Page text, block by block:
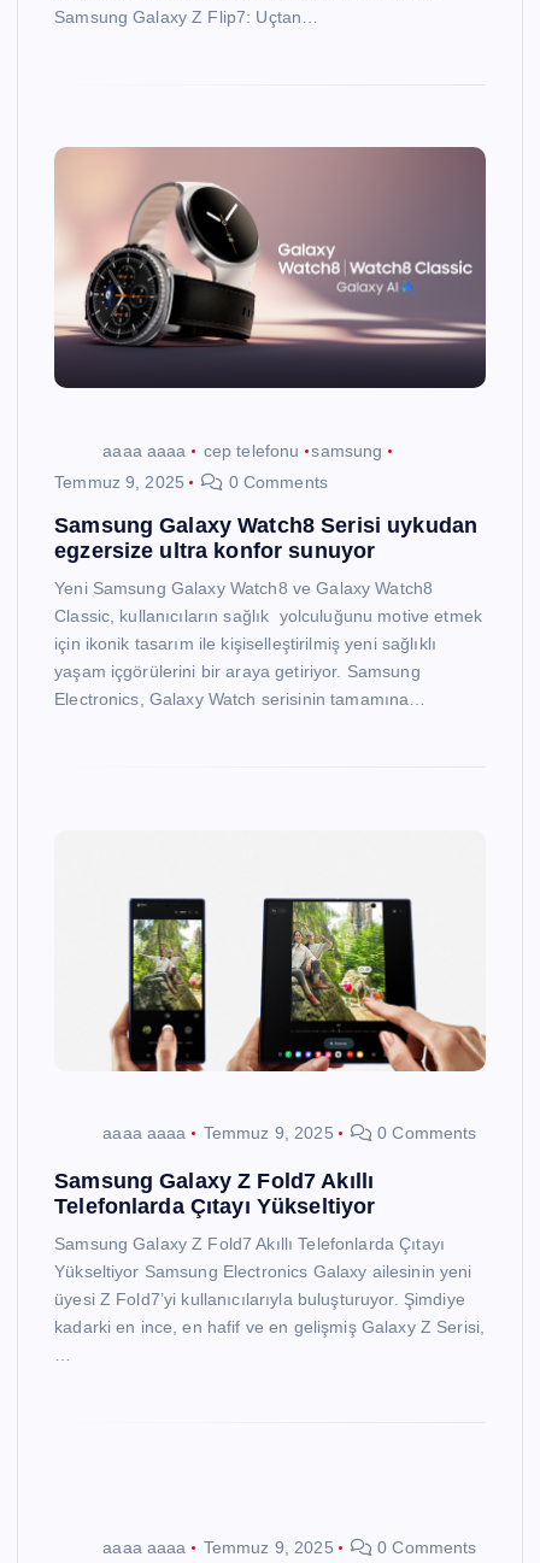
Samsung Galaxy Z Flip7: Uçtan…
aaaa aaaa cep telefonu
samsung
Temmuz 9, 2025
0 Comments
Samsung Galaxy Watch8 Serisi uykudan
egzersize ultra konfor sunuyor
Yeni Samsung Galaxy Watch8 ve Galaxy Watch8
Classic, kullanıcıların sağlık yolculuğunu motive etmek
için ikonik tasarım ile kişiselleştirilmiş yeni sağlıklı
yaşam içgörülerini bir araya getiriyor. Samsung
Electronics, Galaxy Watch serisinin tamamına…
aaaa aaaa Temmuz 9, 2025 0 Comments
Samsung Galaxy Z Fold7 Akıllı
Telefonlarda Çıtayı Yükseltiyor
Samsung Galaxy Z Fold7 Akıllı Telefonlarda Çıtayı
Yükseltiyor Samsung Electronics Galaxy ailesinin yeni
üyesi Z Fold7’yi kullanıcılarıyla buluşturuyor. Şimdiye
kadarki en ince, en hafif ve en gelişmiş Galaxy Z Serisi,
aaaa aaaa Temmuz 9, 2025 0 Comments